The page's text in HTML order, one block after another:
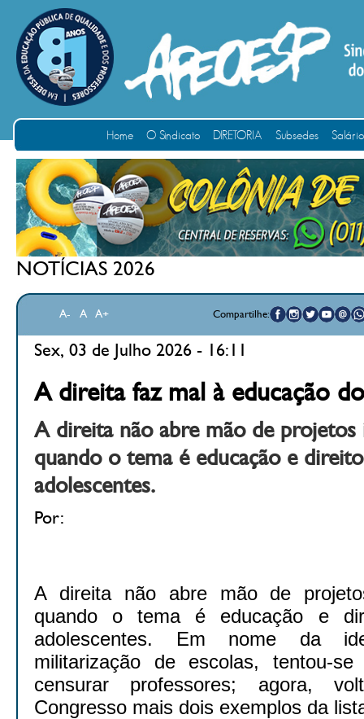
Home O Sindicato DIRETORIA Subsedes
NOTÍCIAS 2026
A- A A+ Compartilhe:
Sex, 03 de Julho 2026 - 16:11
A direita faz mal à educação
A direita não abre mão de projetos
quando o tema é educação e
adolescentes.
Por:
A direita não abre mão de
quando o tema é educação e
adolescentes. Em nome da
militarização de escolas, tentou-
censurar professores; agora,
Congresso mais dois exemplos da